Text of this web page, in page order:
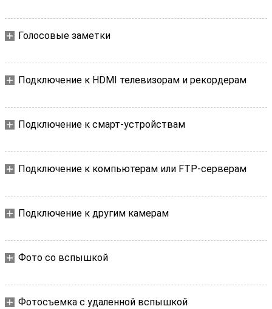
Голосовые заметки
Подключение к HDMI телевизорам и рекордерам
Подключение к смарт-устройствам
Подключение к компьютерам или FTP-серверам
Подключение к другим камерам
Фото со вспышкой
Фотосъемка с удаленной вспышкой